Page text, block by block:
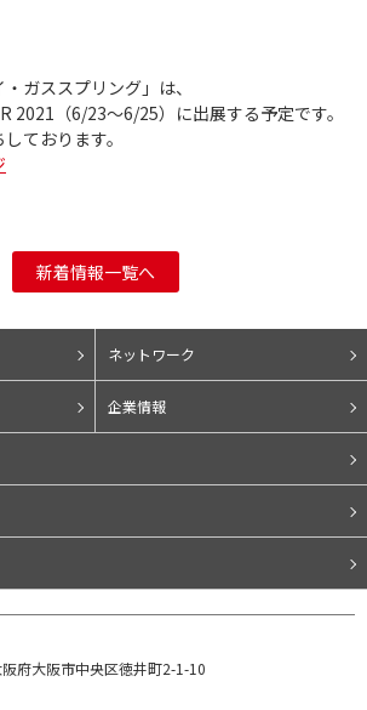
ガススプリング」は、
2021（6/23～6/25）に出展する予定です。
ております。
新着情報一覧へ
ネットワーク
企業情報
府大阪市中央区徳井町2-1-10